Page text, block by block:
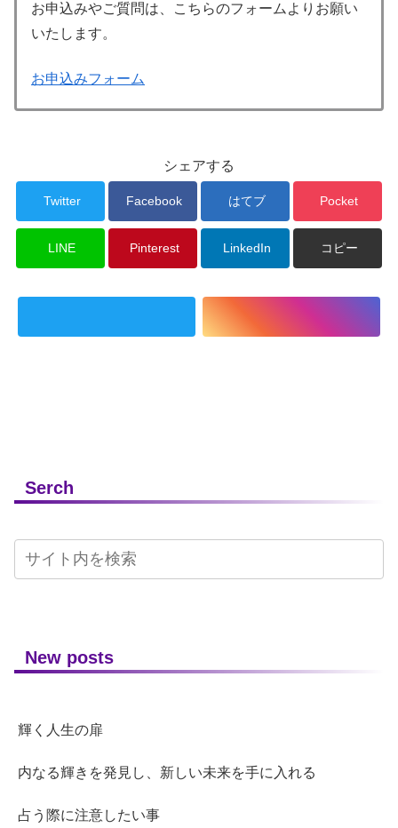
お申込みやご質問は、こちらのフォームよりお願い
いたします。
お申込みフォーム
シェアする
Twitter Facebook はてブ Pocket
LINE Pinterest LinkedIn コピー
Serch
New posts
輝く人生の扉
内なる輝きを発見し、新しい未来を手に入れる
占う際に注意したい事